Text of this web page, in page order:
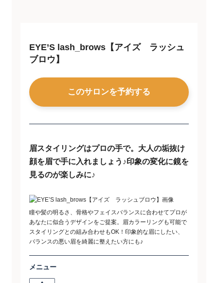
EYE’S lash_brows【アイズ ラッシュ
ブロウ】
このサロンを予約する
眉スタイリングはプロの手で。大人の垢抜け
顔を眉で手に入れましょう♪印象の変化に鏡を
見るのが楽しみに♪
瞳や髪の明るさ、骨格やフェイスバランスに合わせてプロが
あなたに似合うデザインをご提案。眉カラーリングも可能で
スタイリングとの組み合わせもOK！印象的な眉にしたい、
バランスの悪い眉を綺麗に整えたい方にも♪
メニュー